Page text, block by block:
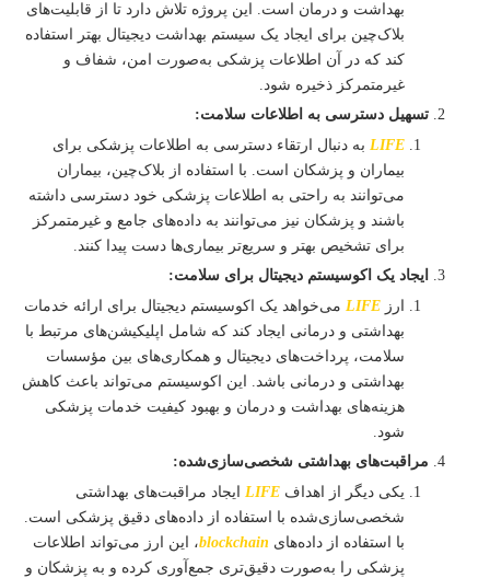
بهداشت و درمان است. این پروژه تلاش دارد تا از قابلیت‌های
بلاک‌چین برای ایجاد یک سیستم بهداشت دیجیتال بهتر استفاده
کند که در آن اطلاعات پزشکی به‌صورت امن، شفاف و
غیرمتمرکز ذخیره شود.
تسهیل دسترسی به اطلاعات سلامت:
LIFE به دنبال ارتقاء دسترسی به اطلاعات پزشکی برای
بیماران و پزشکان است. با استفاده از بلاک‌چین، بیماران
می‌توانند به راحتی به اطلاعات پزشکی خود دسترسی داشته
باشند و پزشکان نیز می‌توانند به داده‌های جامع و غیرمتمرکز
برای تشخیص بهتر و سریع‌تر بیماری‌ها دست پیدا کنند.
ایجاد یک اکوسیستم دیجیتال برای سلامت:
ارز LIFE می‌خواهد یک اکوسیستم دیجیتال برای ارائه خدمات
بهداشتی و درمانی ایجاد کند که شامل اپلیکیشن‌های مرتبط با
سلامت، پرداخت‌های دیجیتال و همکاری‌های بین مؤسسات
بهداشتی و درمانی باشد. این اکوسیستم می‌تواند باعث کاهش
هزینه‌های بهداشت و درمان و بهبود کیفیت خدمات پزشکی
شود.
مراقبت‌های بهداشتی شخصی‌سازی‌شده:
یکی دیگر از اهداف LIFE ایجاد مراقبت‌های بهداشتی
شخصی‌سازی‌شده با استفاده از داده‌های دقیق پزشکی است.
با استفاده از داده‌های blockchain، این ارز می‌تواند اطلاعات
پزشکی را به‌صورت دقیق‌تری جمع‌آوری کرده و به پزشکان و